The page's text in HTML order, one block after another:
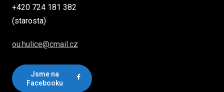
+420 724 181 382
(starosta)
ou.hulice@cmail.cz
Jsme na
Facebooku